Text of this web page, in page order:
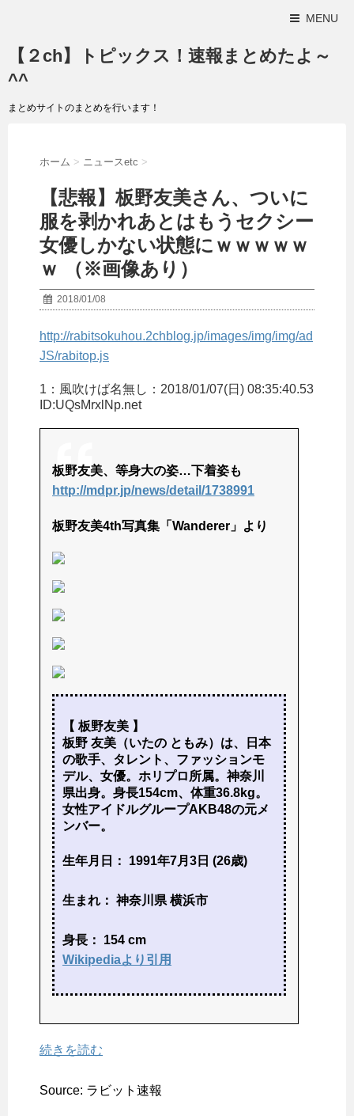
MENU
【２ch】トピックス！速報まとめたよ～
^^
まとめサイトのまとめを行います！
ホーム > ニュースetc >
【悲報】板野友美さん、ついに
服を剥かれあとはもうセクシー
女優しかない状態にｗｗｗｗｗ
ｗ （※画像あり）
2018/01/08
http://rabitsokuhou.2chblog.jp/images/img/img/ad
JS/rabitop.js
1： 風吹けば名無し ：2018/01/07(日) 08:35:40.53
ID:UQsMrxlNp.net
板野友美、等身大の姿…下着姿も
http://mdpr.jp/news/detail/1738991
板野友美4th写真集「Wanderer」より
【 板野友美 】
板野 友美（いたの ともみ）は、日本
の歌手、タレント、ファッションモ
デル、女優。ホリプロ所属。神奈川
県出身。身長154cm、体重36.8kg。
女性アイドルグループAKB48の元メ
ンバー。
生年月日： 1991年7月3日 (26歳)
生まれ： 神奈川県 横浜市
身長： 154 cm
Wikipediaより引用
続きを読む
Source: ラビット速報